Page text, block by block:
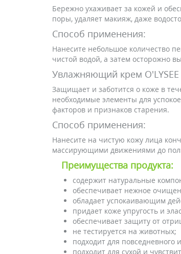
Бережно ухаживает за кожей и
поры, удаляет макияж, даже
Способ применения:
Нанесите небольшое количество
чистой водой, а затем осторожно
Увлажняющий крем
Защищает и заботится о коже в
необходимые элементы для
факторов и признаков старения.
Способ применения:
Нанесите на чистую кожу лица
массирующими движениями до
Преимущества продукта:
содержит натуральные
обеспечивает нежное
обладает успокаивающим
придает коже упругость и
обеспечивает защиту от
не тестируется на животных;
подходит для повседневного
подходит для сухой и